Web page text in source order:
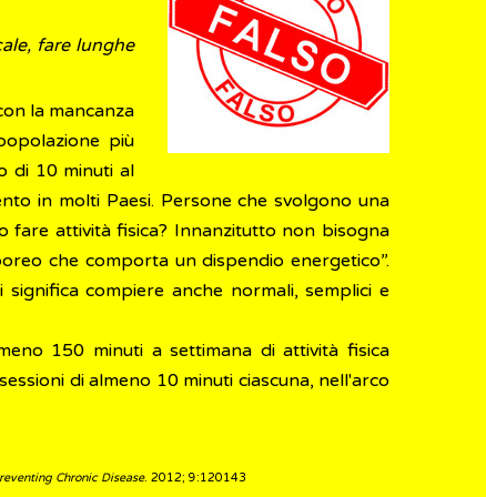
fare lunghe
la mancanza
più
di 10 minuti al
in molti Paesi. Persone che svolgono una
fare attività fisica? Innanzitutto non bisogna
che comporta un dispendio energetico”.
compiere anche normali, semplici e
150 minuti a settimana di attività fisica
di almeno 10 minuti ciascuna, nell'arco
Chronic Disease. 2012; 9:120143